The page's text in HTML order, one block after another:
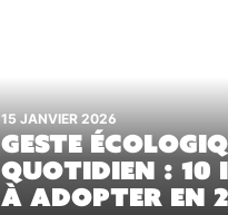
15 JANVIER 2026
GESTE
QUOTIDIEN : 10
À ADOPTER EN